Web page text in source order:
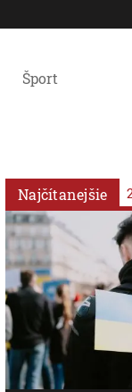
Šport
Najčítanejšie